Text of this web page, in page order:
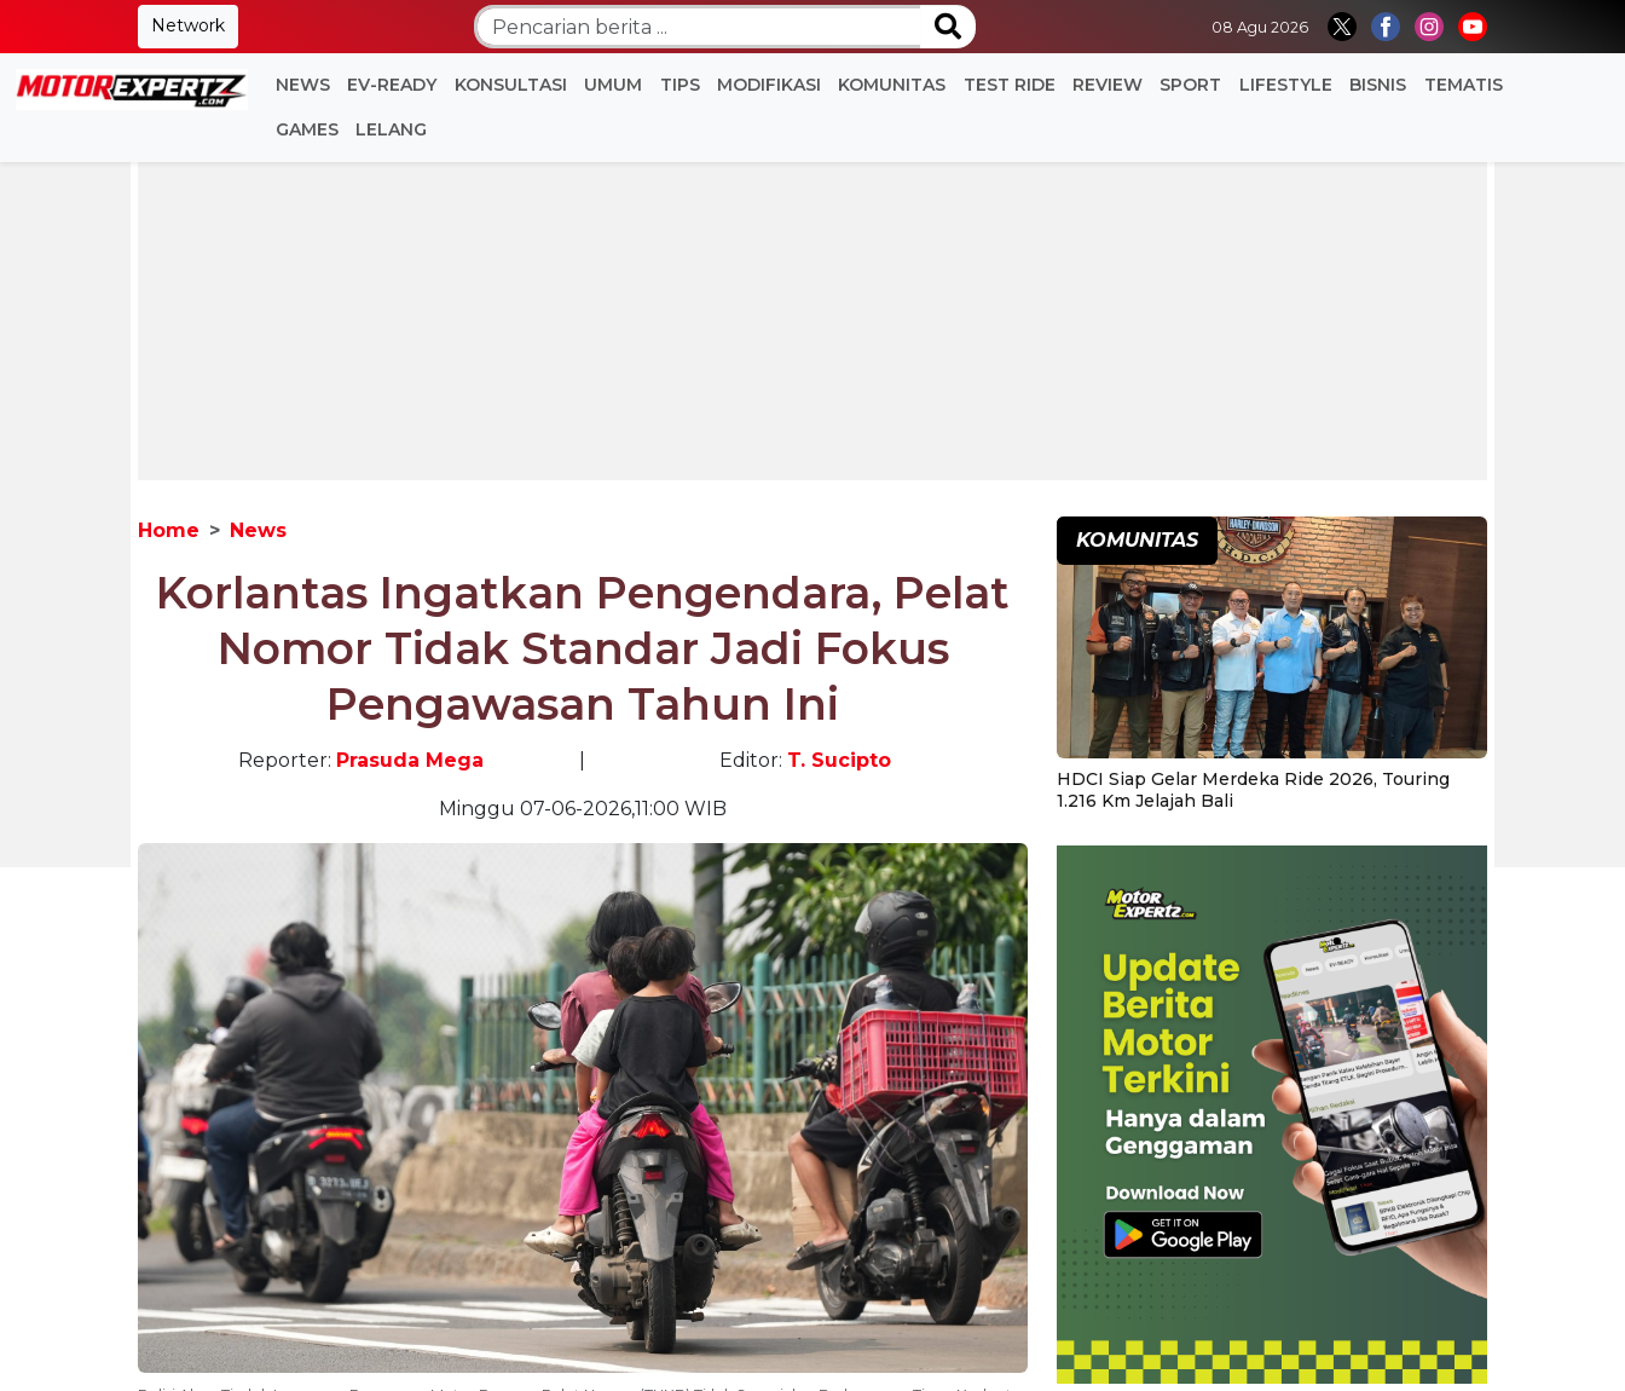
Network 08 Agu 2026
NEWS EV-READY KONSULTASI UMUM TIPS MODIFIKASI KOMUNITAS TEST RIDE REVIEW SPORT LIFESTYLE BISNIS TEMATIS
GAMES LELANG
Home News
Korlantas Ingatkan Pengendara, Pelat
Nomor Tidak Standar Jadi Fokus
Pengawasan Tahun Ini
Reporter: Prasuda Mega Editor: T. Sucipto
Minggu 07-06-2026,11:00 WIB
KOMUNITAS
HDCI Siap Gelar Merdeka Ride 2026, Touring
1.216 Km Jelajah Bali